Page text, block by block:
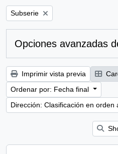
Remove filter:
Subserie
Opciones avanzadas
Imprimir vista previa
Ordenar por: Fecha final
Dirección: Clasificación en orden